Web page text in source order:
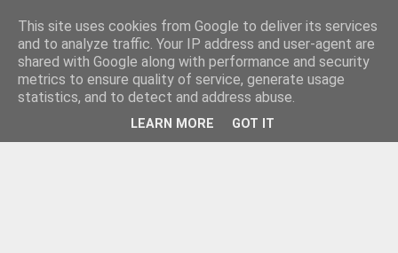
This site uses cookies from Google to deliver its services
and to analyze traffic. Your IP address and user-agent are
shared with Google along with performance and security
metrics to ensure quality of service, generate usage
statistics, and to detect and address abuse.
LEARN MORE GOT IT